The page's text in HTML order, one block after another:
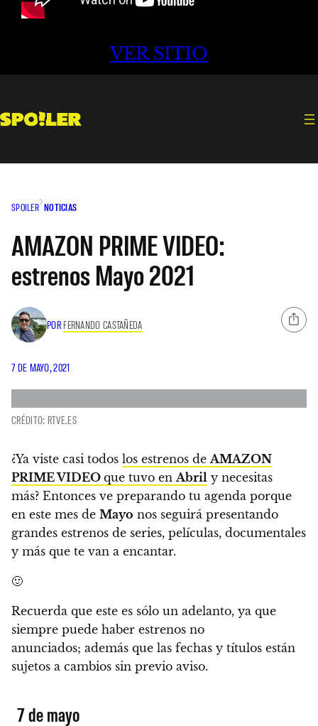
VER SITIO
SPOILER NOTICIAS
AMAZON PRIME VIDEO:
estrenos Mayo 2021
POR FERNANDO CASTAÑEDA
7 DE MAYO, 2021
CRÉDITO: RTVE.ES
¿Ya viste casi todos los estrenos de AMAZON
PRIME VIDEO que tuvo en Abril y necesitas
más? Entonces ve preparando tu agenda porque
en este mes de Mayo nos seguirá presentando
grandes estrenos de series, películas, documentales
y más que te van a encantar.
🙂
Recuerda que este es sólo un adelanto, ya que
siempre puede haber estrenos no
anunciados; además que las fechas y títulos están
sujetos a cambios sin previo aviso.
7 de mayo